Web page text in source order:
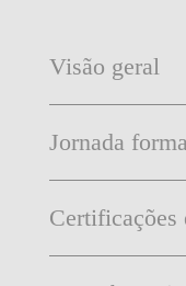
Visão geral
Jornada
Certificações